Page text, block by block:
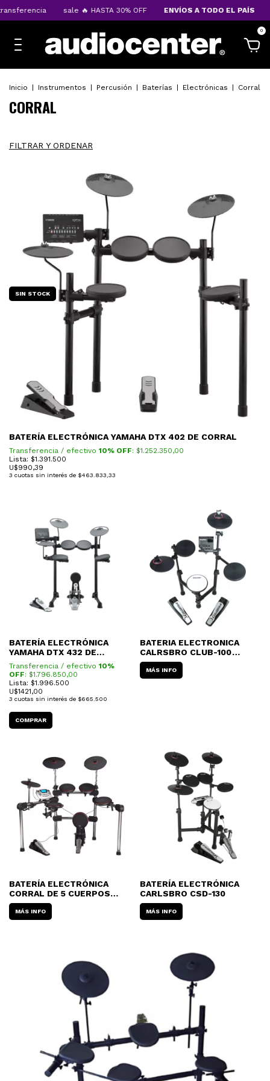
sale 🔥 HASTA 30% OFF ENVÍOS A TODO EL PAÍS
0
Inicio Instrumentos Percusión Baterías Electrónicas Corral
CORRAL
FILTRAR Y ORDENAR
SIN STOCK
BATERÍA ELECTRÓNICA YAMAHA DTX 402 DE CORRAL
Transferencia / efectivo 10% OFF: $1.252.350,00
Lista: $1.391.500
U$990,39
3 cuotas sin interés de $463.833,33
BATERÍA ELECTRÓNICA
YAMAHA DTX 432 DE
CORRAL
Transferencia / efectivo 10%
OFF: $1.796.850,00
Lista: $1.996.500
U$1421,00
3 cuotas sin interés de $665.500
BATERIA ELECTRONICA
CALRSBRO CLUB-100
COMPACTA
MÁS INFO
BATERÍA ELECTRÓNICA
CORRAL DE 5 CUERPOS
CARLSBRO CSD200
MÁS INFO
BATERÍA ELECTRÓNICA
CARLSBRO CSD-130
MÁS INFO